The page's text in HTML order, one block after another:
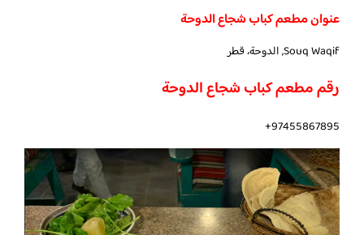
عنوان مطعم كباب شجاع الدوحة
Souq Waqif, الدوحة، قطر
رقم مطعم كباب شجاع الدوحة
97455867895+